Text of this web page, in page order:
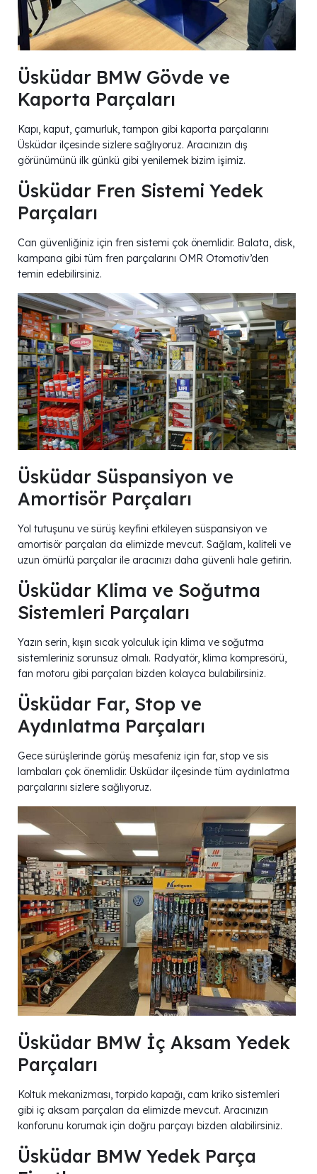
Üsküdar BMW Gövde ve
Kaporta Parçaları
Kapı, kaput, çamurluk, tampon gibi kaporta parçalarını
Üsküdar ilçesinde sizlere sağlıyoruz. Aracınızın dış
görünümünü ilk günkü gibi yenilemek bizim işimiz.
Üsküdar Fren Sistemi Yedek
Parçaları
Can güvenliğiniz için fren sistemi çok önemlidir. Balata, disk,
kampana gibi tüm fren parçalarını OMR Otomotiv’den
temin edebilirsiniz.
Üsküdar Süspansiyon ve
Amortisör Parçaları
Yol tutuşunu ve sürüş keyfini etkileyen süspansiyon ve
amortisör parçaları da elimizde mevcut. Sağlam, kaliteli ve
uzun ömürlü parçalar ile aracınızı daha güvenli hale getirin.
Üsküdar Klima ve Soğutma
Sistemleri Parçaları
Yazın serin, kışın sıcak yolculuk için klima ve soğutma
sistemleriniz sorunsuz olmalı. Radyatör, klima kompresörü,
fan motoru gibi parçaları bizden kolayca bulabilirsiniz.
Üsküdar Far, Stop ve
Aydınlatma Parçaları
Gece sürüşlerinde görüş mesafeniz için far, stop ve sis
lambaları çok önemlidir. Üsküdar ilçesinde tüm aydınlatma
parçalarını sizlere sağlıyoruz.
Üsküdar BMW İç Aksam Yedek
Parçaları
Koltuk mekanizması, torpido kapağı, cam kriko sistemleri
gibi iç aksam parçaları da elimizde mevcut. Aracınızın
konforunu korumak için doğru parçayı bizden alabilirsiniz.
Üsküdar BMW Yedek Parça